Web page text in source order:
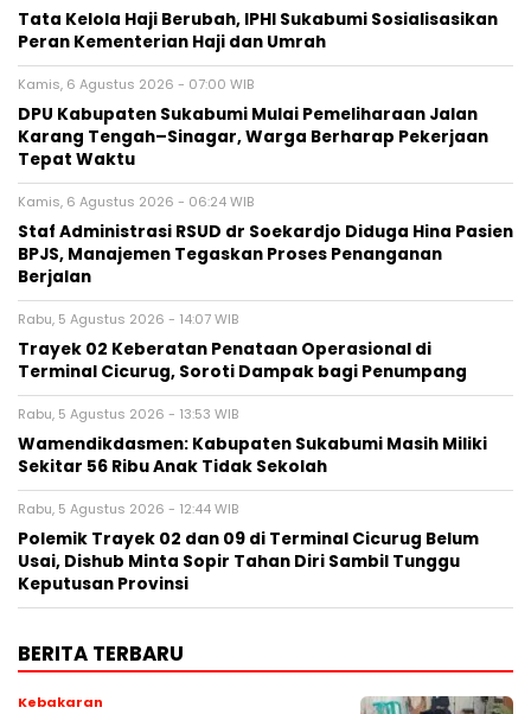
Tata Kelola Haji Berubah, IPHI Sukabumi Sosialisasikan
Peran Kementerian Haji dan Umrah
Kamis, 6 Agustus 2026 - 07:00 WIB
‎DPU Kabupaten Sukabumi Mulai Pemeliharaan Jalan
Karang Tengah–Sinagar, Warga Berharap Pekerjaan
Tepat Waktu
Kamis, 6 Agustus 2026 - 06:24 WIB
Staf Administrasi RSUD dr Soekardjo Diduga Hina Pasien
BPJS, Manajemen Tegaskan Proses Penanganan
Berjalan
Rabu, 5 Agustus 2026 - 14:07 WIB
‎Trayek 02 Keberatan Penataan Operasional di
Terminal Cicurug, Soroti Dampak bagi Penumpang
Rabu, 5 Agustus 2026 - 13:53 WIB
Wamendikdasmen: Kabupaten Sukabumi Masih Miliki
Sekitar 56 Ribu Anak Tidak Sekolah
Rabu, 5 Agustus 2026 - 12:44 WIB
Polemik Trayek 02 dan 09 di Terminal Cicurug Belum
Usai, Dishub Minta Sopir Tahan Diri Sambil Tunggu
Keputusan Provinsi
BERITA TERBARU
Kebakaran